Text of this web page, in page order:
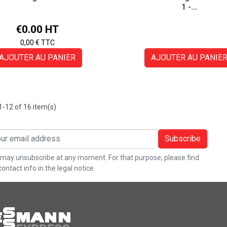
Price
€0.00 HT
0,00 € TTC
AU PANIER
1 -...
AJOUTER AU PANIER
12 of 16 item(s)
Subscribe
unsubscribe at any moment. For that purpose, please find
info in the legal notice.